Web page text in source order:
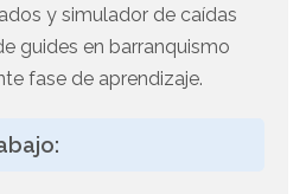
y simulador de caídas
guides en barranquismo
fase de aprendizaje.